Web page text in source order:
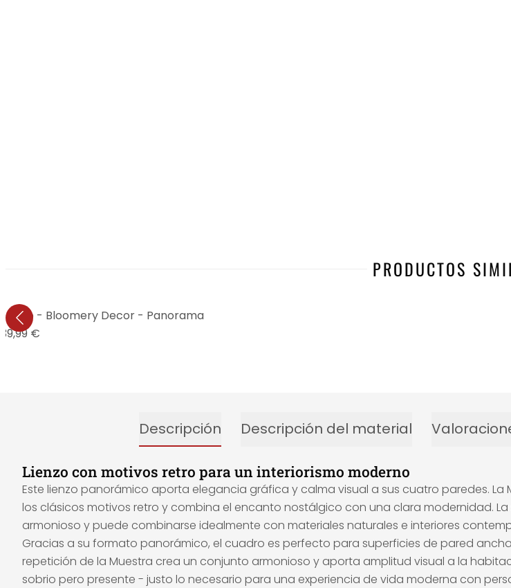
PRODUCTOS
retro - Bloomery Decor - Panorama
39,99 €
Descripción Descripción del material
Lienzo con motivos retro para un interiorismo moderno
Este lienzo panorámico aporta elegancia gráfica y calma visual a sus cuatro paredes.
los clásicos motivos retro y combina el encanto nostálgico con una clara modernidad.
armonioso y puede combinarse idealmente con materiales naturales e interiores
Gracias a su formato panorámico, el cuadro es perfecto para superficies de pared
repetición de la Muestra crea un conjunto armonioso y aporta amplitud visual a la
sobrio pero presente - justo lo necesario para una experiencia de vida moderna con